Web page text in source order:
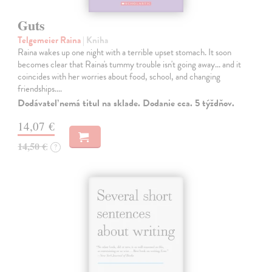
Guts
Telgemeier Raina| Kniha
Raina wakes up one night with a terrible upset stomach. It soon
becomes clear that Raina's tummy trouble isn't going away... and it
coincides with her worries about food, school, and changing
friendships.…
Dodávateľ nemá titul na sklade. Dodanie cca. 5 týždňov.
14,07 €
14,50 € ?